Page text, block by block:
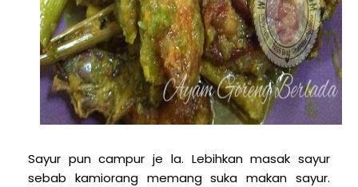
Sayur pun campur je la. Lebihkan masak sayur
sebab kamiorang memang suka makan sayur.